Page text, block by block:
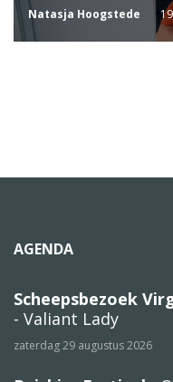
Natasja Hoogstede
AGENDA
Scheepsbezoek
- Valiant Lady
zaterdag 29 augustus 2026